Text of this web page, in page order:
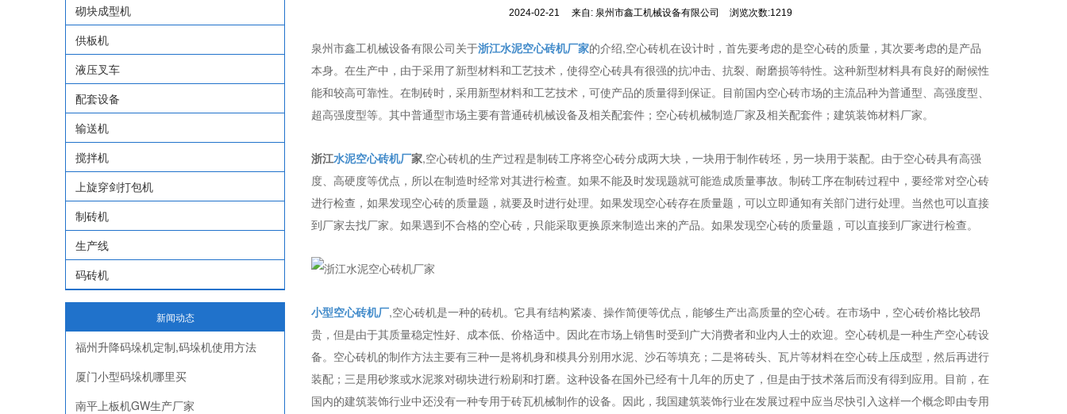
2024-02-21 来自: 泉州市鑫工机械设备有限公司 浏览次数:1219
泉州市鑫工机械设备有限公司关于浙江水泥空心砖机厂家的介绍,空心砖机在设计时，首先要考虑的是空心砖的质量，其次要考虑的是产品
本身。在生产中，由于采用了新型材料和工艺技术，使得空心砖具有很强的抗冲击、抗裂、耐磨损等特性。这种新型材料具有良好的耐候性
能和较高可靠性。在制砖时，采用新型材料和工艺技术，可使产品的质量得到保证。目前国内空心砖市场的主流品种为普通型、高强度型、
超高强度型等。其中普通型市场主要有普通砖机械设备及相关配套件；空心砖机械制造厂家及相关配套件；建筑装饰材料厂家。
浙江水泥空心砖机厂家,空心砖机的生产过程是制砖工序将空心砖分成两大块，一块用于制作砖坯，另一块用于装配。由于空心砖具有高强
度、高硬度等优点，所以在制造时经常对其进行检查。如果不能及时发现题就可能造成质量事故。制砖工序在制砖过程中，要经常对空心砖
进行检查，如果发现空心砖的质量题，就要及时进行处理。如果发现空心砖存在质量题，可以立即通知有关部门进行处理。当然也可以直接
到厂家去找厂家。如果遇到不合格的空心砖，只能采取更换原来制造出来的产品。如果发现空心砖的质量题，可以直接到厂家进行检查。
小型空心砖机厂,空心砖机是一种的砖机。它具有结构紧凑、操作简便等优点，能够生产出高质量的空心砖。在市场中，空心砖价格比较昂
贵，但是由于其质量稳定性好、成本低、价格适中。因此在市场上销售时受到广大消费者和业内人士的欢迎。空心砖机是一种生产空心砖设
备。空心砖机的制作方法主要有三种一是将机身和模具分别用水泥、沙石等填充；二是将砖头、瓦片等材料在空心砖上压成型，然后再进行
装配；三是用砂浆或水泥浆对砌块进行粉刷和打磨。这种设备在国外已经有十几年的历史了，但是由于技术落后而没有得到应用。目前，在
国内的建筑装饰行业中还没有一种专用于砖瓦机械制作的设备。因此，我国建筑装饰行业在发展过程中应当尽快引入这样一个概念即由专用
砌块成型机
供板机
液压叉车
配套设备
输送机
搅拌机
上旋穿剑打包机
制砖机
生产线
码砖机
新闻动态
福州升降码垛机定制,码垛机使用方法
厦门小型码垛机哪里买
南平上板机GW生产厂家